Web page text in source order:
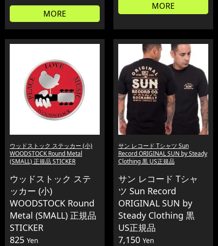
MORE
MORE
ウッドストック ステッカー (小)
WOODSTOCK Round Metal
(SMALL) 正規品 STICKER
ウッドストック ステ
ッカー (小)
WOODSTOCK Round
Metal (SMALL) 正規品
STICKER
825 Yen
サン レコード Tシャツ Sun
Record ORIGINAL SUN by Steady
Clothing 黒 US正規品
サン レコード Tシャ
ツ Sun Record
ORIGINAL SUN by
Steady Clothing 黒
US正規品
7,150 Yen